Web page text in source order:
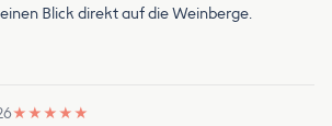
Blick direkt auf die Weinberge.
★ ★ ★ ★ ★